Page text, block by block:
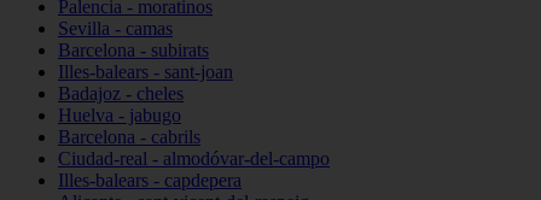
Palencia - moratinos
Sevilla - camas
Barcelona - subirats
Illes-balears - sant-joan
Badajoz - cheles
Huelva - jabugo
Barcelona - cabrils
Ciudad-real - almodóvar-del-campo
Illes-balears - capdepera